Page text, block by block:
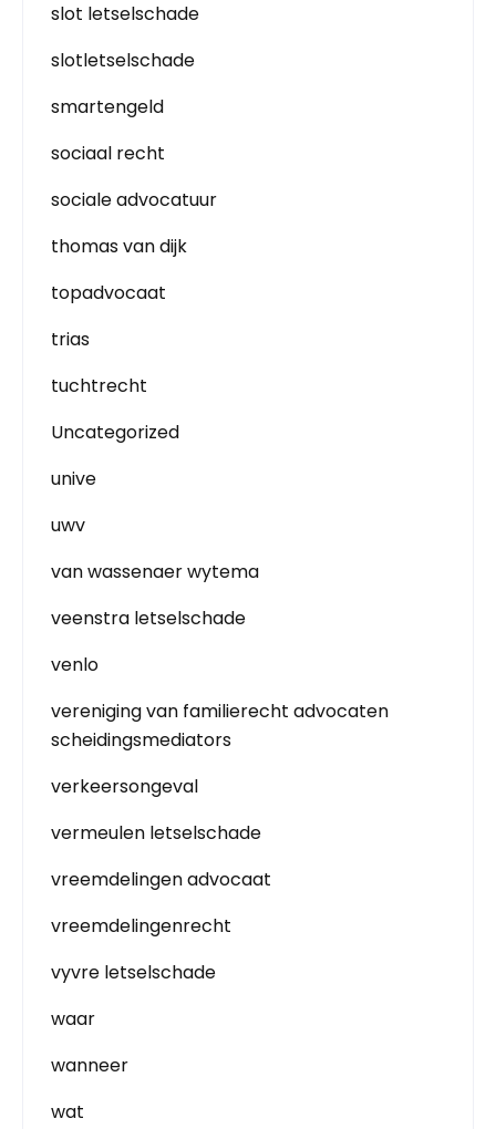
slot letselschade
slotletselschade
smartengeld
sociaal recht
sociale advocatuur
thomas van dijk
topadvocaat
trias
tuchtrecht
Uncategorized
unive
uwv
van wassenaer wytema
veenstra letselschade
venlo
vereniging van familierecht advocaten
scheidingsmediators
verkeersongeval
vermeulen letselschade
vreemdelingen advocaat
vreemdelingenrecht
vyvre letselschade
waar
wanneer
wat